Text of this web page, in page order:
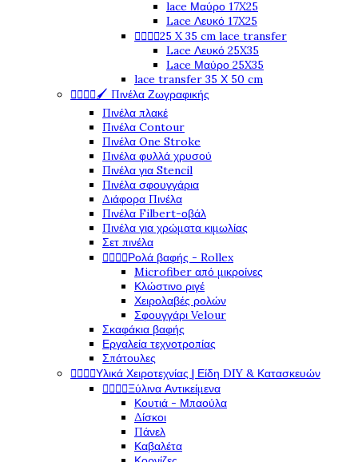
lace Μαύρο 17X25
Lace Λευκό 17X25
25 X 35 cm lace transfer
Lace Λευκό 25X35
Lace Μαύρο 25X35
lace transfer 35 Χ 50 cm
🖌️ Πινέλα Ζωγραφικής
Πινέλα πλακέ
Πινέλα Contour
Πινέλα One Stroke
Πινέλα φυλλά χρυσού
Πινέλα για Stencil
Πινέλα σφουγγάρια
Διάφορα Πινέλα
Πινέλα Filbert-οβάλ
Πινέλα για χρώματα κιμωλίας
Σετ πινέλα
Ρολά βαφής - Rollex
Microfiber από μικροίνες
Κλώστινο ριγέ
Χειρολαβές ρολών
Σφουγγάρι Velour
Σκαφάκια βαφής
Εργαλεία τεχνοτροπίας
Σπάτουλες
Υλικά Χειροτεχνίας | Είδη DIY & Κατασκευών
Ξύλινα Αντικείμενα
Κουτιά - Μπαούλα
Δίσκοι
Πάνελ
Καβαλέτα